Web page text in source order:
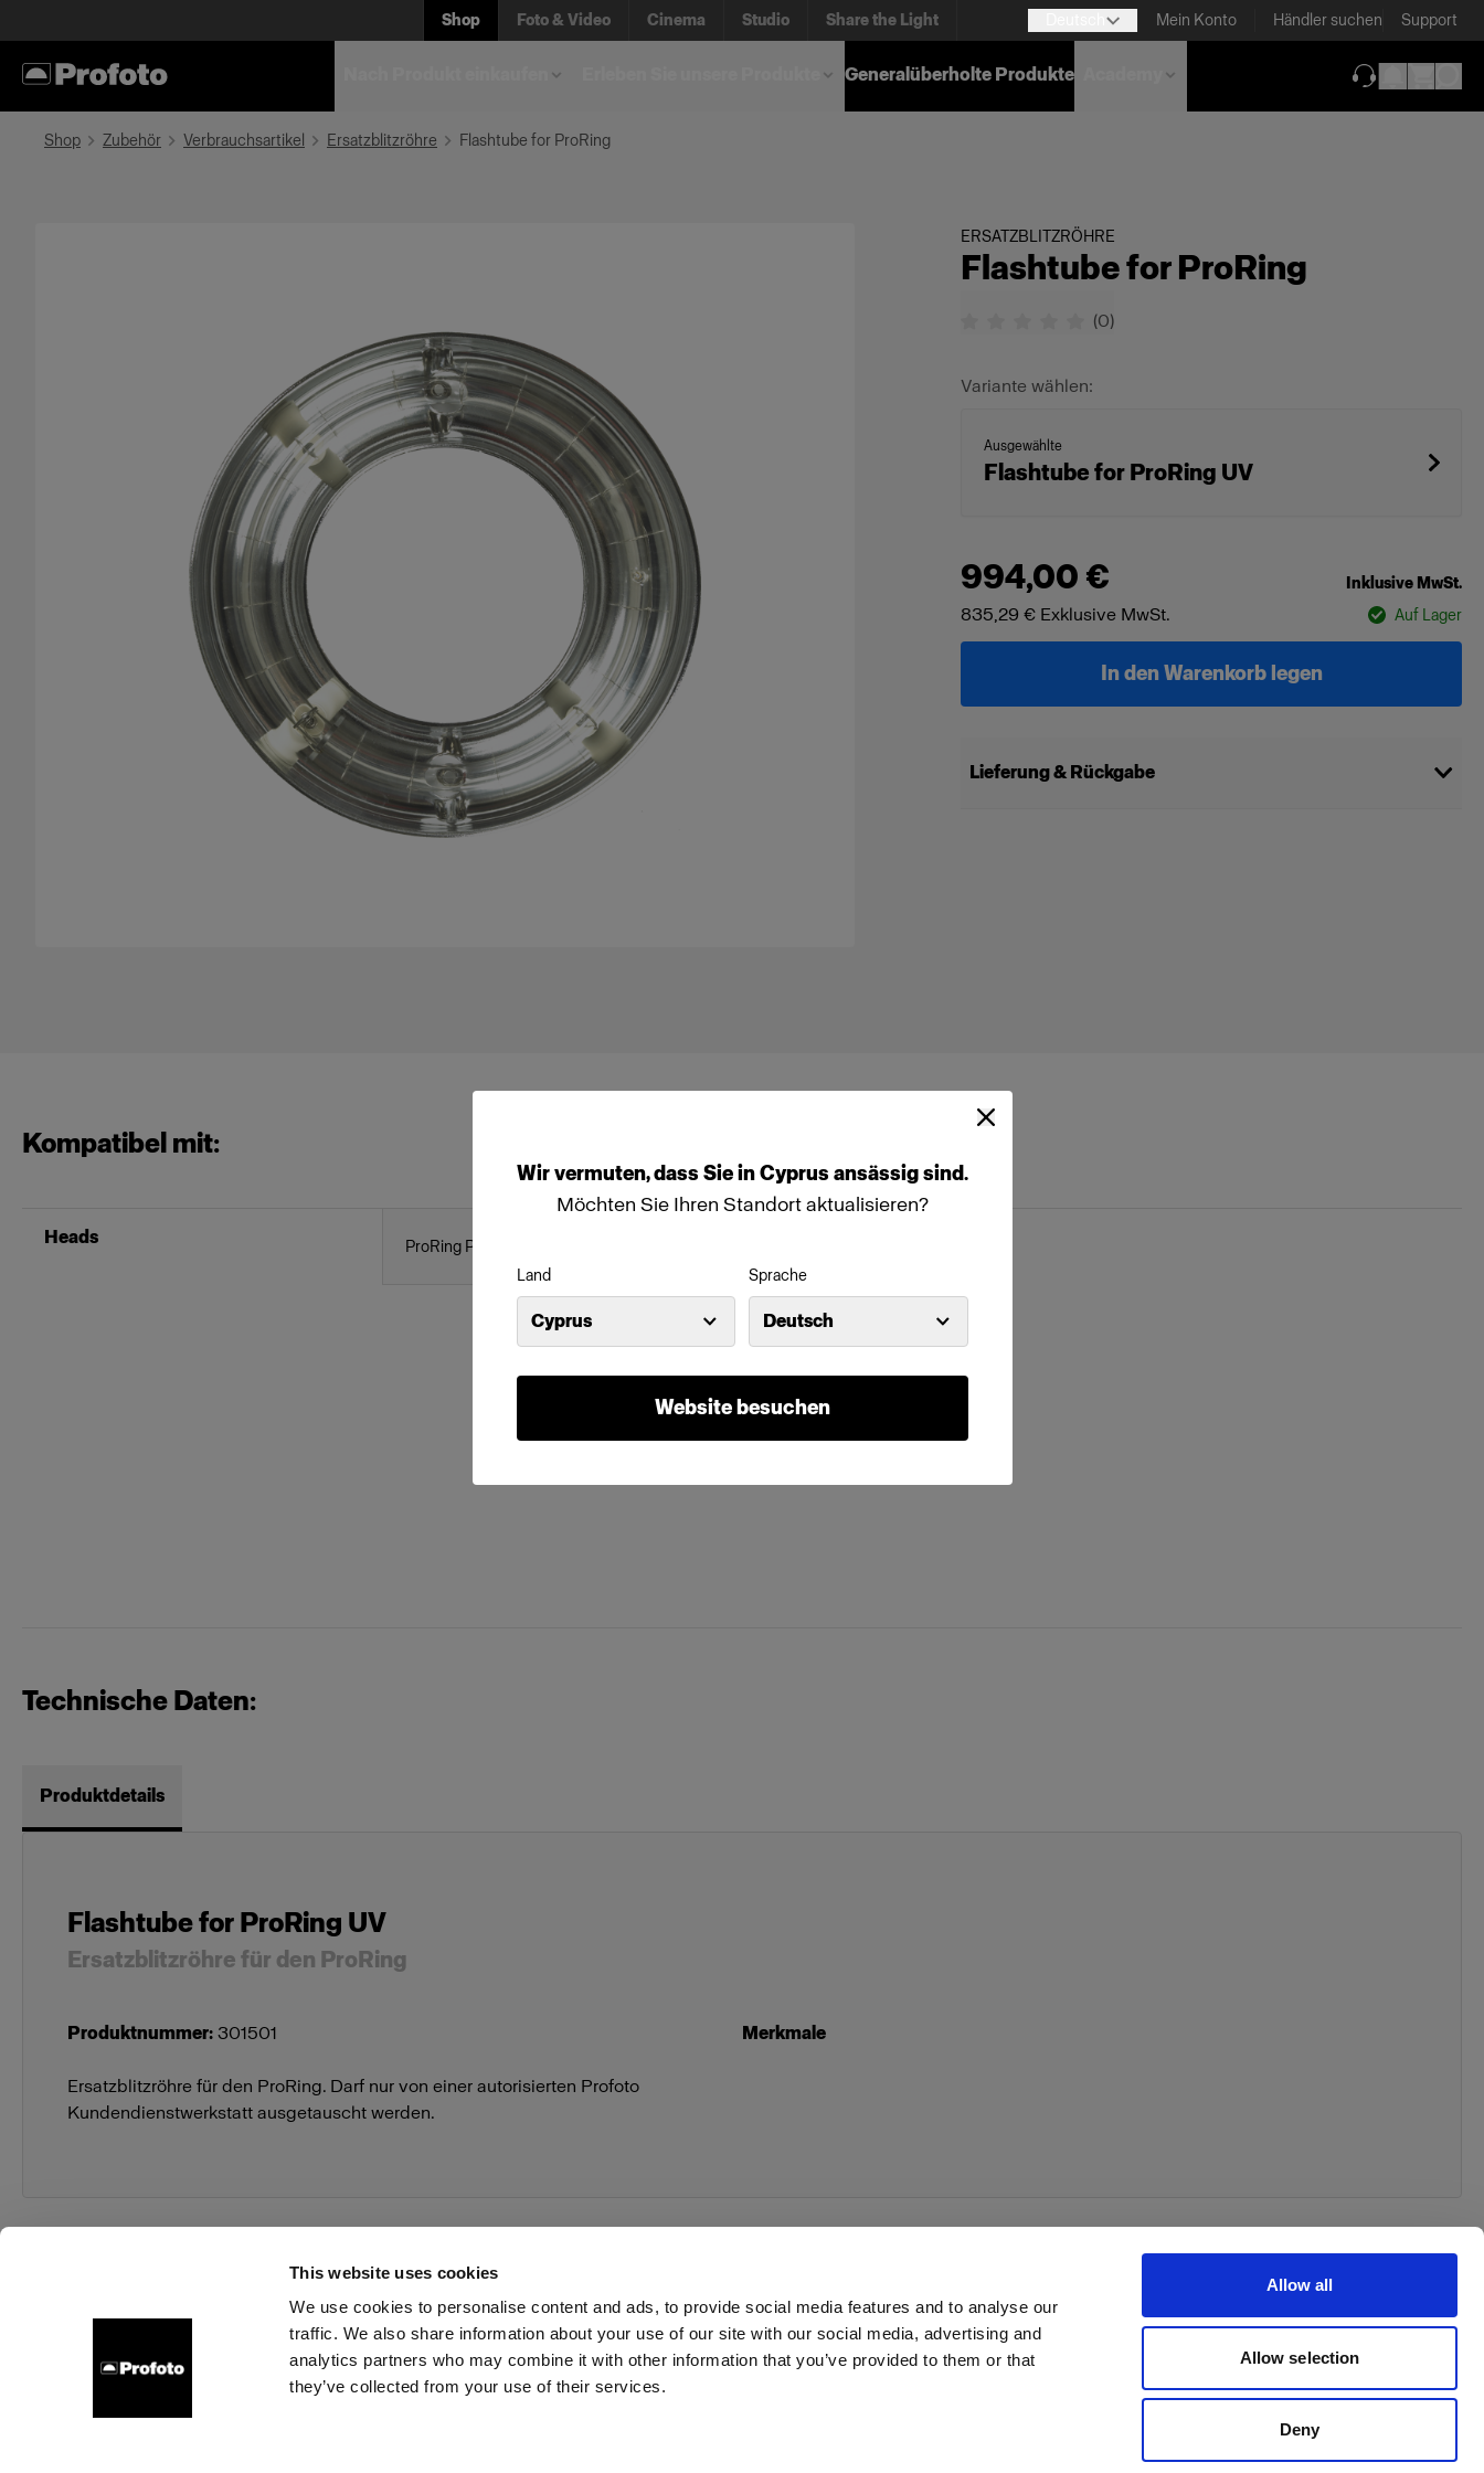
This website uses cookies
We use cookies to personalise content and ads, to provide social media features and to analyse our
traffic. We also share information about your use of our site with our social media, advertising and
analytics partners who may combine it with other information that you’ve provided to them or that
they’ve collected from your use of their services.
Allow all
Allow selection
Deny
Wirvermuten,dass SieinCyprus ansässigsind.
Möchten Sie Ihren Standort aktualisieren?
Land
Cyprus
Sprache
Deutsch
Website besuchen
Shop Foto & Video Cinema Studio Share the Light Mein Konto Händler suchen Support
Generalüberholte Produkte
Shop Zubehör Verbrauchsartikel Ersatzblitzröhre Flashtube for ProRing
ERSATZBLITZRÖHRE
Flashtube for ProRing
(0)
Variante wählen:
Ausgewählte
Flashtube for ProRing UV
994,00 € Inklusive MwSt.
835,29 € Exklusive MwSt. Auf Lager
In den Warenkorb legen
Lieferung & Rückgabe
Kompatibel mit:
Heads ProRing Plus
Technische Daten:
Produktdetails
Flashtube for ProRing UV
Ersatzblitzröhre für den ProRing
Produktnummer: 301501
Ersatzblitzröhre für den ProRing. Darf nur von einer autorisierten Profoto
Kundendienstwerkstatt ausgetauscht werden.
Merkmale
Über uns Kontakt Support Karriere Presse Investoren Share the Light Withdrawal your order